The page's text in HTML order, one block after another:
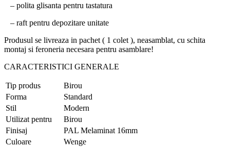
– polita glisanta pentru tastatura
– raft pentru depozitare unitate
Produsul se livreaza in pachet ( 1 colet ), neasamblat, cu schita
montaj si feroneria necesara pentru asamblare!
CARACTERISTICI GENERALE
Tip produs
Birou
Forma
Standard
Stil
Modern
Utilizat pentru
Birou
Finisaj
PAL Melaminat 16mm
Culoare
Wenge